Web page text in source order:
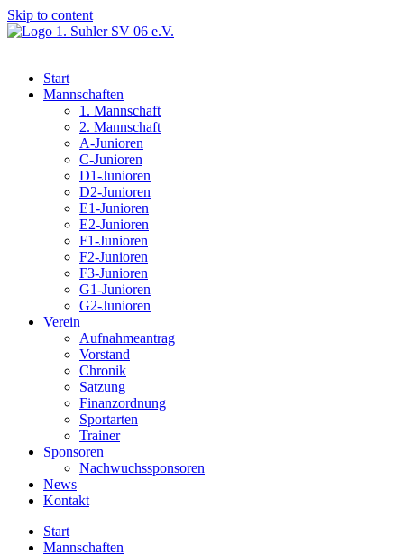
Skip to content
Start
Mannschaften
1. Mannschaft
2. Mannschaft
A-Junioren
C-Junioren
D1-Junioren
D2-Junioren
E1-Junioren
E2-Junioren
F1-Junioren
F2-Junioren
F3-Junioren
G1-Junioren
G2-Junioren
Verein
Aufnahmeantrag
Vorstand
Chronik
Satzung
Finanzordnung
Sportarten
Trainer
Sponsoren
Nachwuchssponsoren
News
Kontakt
Start
Mannschaften